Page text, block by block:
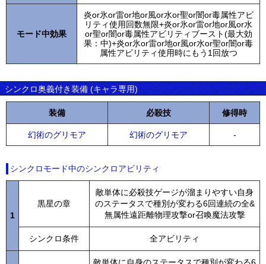
モード中効果
炎or氷or雷or地or風or水or聖or闇or毒属性アビ
リティ使用回数無限+炎or氷or雷or地or風or水
or聖or闇or毒属性アビリティブースト(最大効
果：中)+炎or氷or雷or地or風or水or聖or闇or毒
属性アビリティ使用時にもう1回放つ
シンクロ奥義付き装備 (キャラ専用)
装備 必殺技 修得時
幻術のグリモア 幻術のグリモア -
シンクロモード中のシンクロアビリティ
1
黒星の章
敵単体に必殺技ゲージが溜まりやすい自身
のステータスで種別が変わる6回連続の全&
無属性遠距離物理攻撃or召喚魔法攻撃
シンクロ条件 全アビリティ